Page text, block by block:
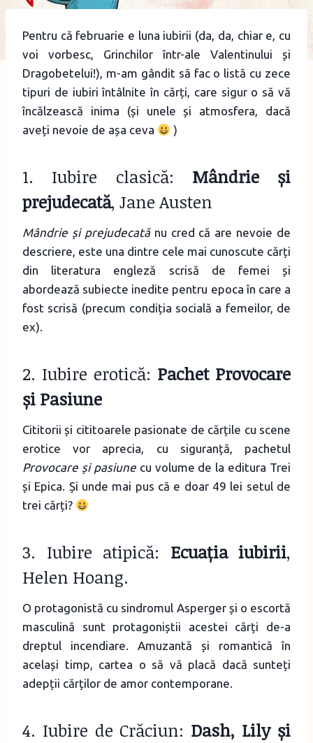
Pentru că februarie e luna iubirii (da, da, chiar e, cu
voi vorbesc, Grinchilor într-ale Valentinului și
Dragobetelui!), m-am gândit să fac o listă cu zece
tipuri de iubiri întâlnite în cărți, care sigur o să vă
încălzească inima (și unele și atmosfera, dacă
aveți nevoie de așa ceva
)
1. Iubire clasică: Mândrie și
prejudecată, Jane Austen
Mândrie și prejudecatănu cred că are nevoie de
descriere, este una dintre cele mai cunoscute cărți
din literatura engleză scrisă de femei și
abordează subiecte inedite pentru epoca în care a
fost scrisă (precum condiția socială a femeilor, de
ex).
2. Iubire erotică: Pachet Provocare
și Pasiune
Cititorii și cititoarele pasionate de cărțile cu scene
erotice vor aprecia, cu siguranță, pachetul
Provocare și pasiunecu volume de la editura Trei
și Epica. Și unde mai pus că e doar 49 lei setul de
trei cărți?
3. Iubire atipică: Ecuația iubirii,
Helen Hoang.
O protagonistă cu sindromul Asperger și o escortă
masculină sunt protagoniștii acestei cărți de-a
dreptul incendiare. Amuzantă și romantică în
același timp, cartea o să vă placă dacă sunteți
adepții cărților de amor contemporane.
4. Iubire de Crăciun: Dash, Lily și